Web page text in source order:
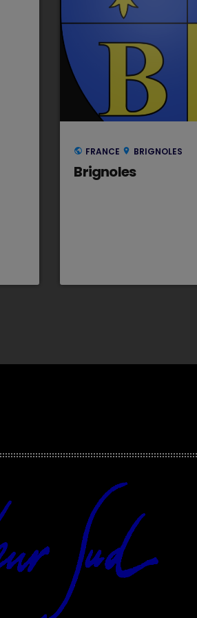
public FRANCE location_on BRIGNOLES
Brignoles